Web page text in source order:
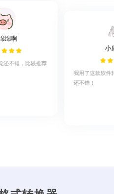
绵啊
还不错，比较推荐
小
我用了这款软件
还不错！